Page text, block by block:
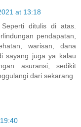
at 13:18
ditulis di atas.
pendapatan,
warisan, dana
sayang juga ya kalau
asuransi, sedikit
dari sekarang